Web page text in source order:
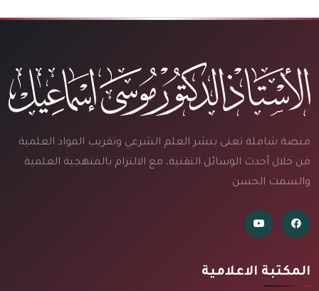
منصة شاملة تعنى بنشر العلم الشرعي وتقريب المواد العلمية
من خلال أحدث الوسائل التقنية، مع الالتزام بالمنهجية العلمية
والسمت الحسن.
المكتبة الاعلامية